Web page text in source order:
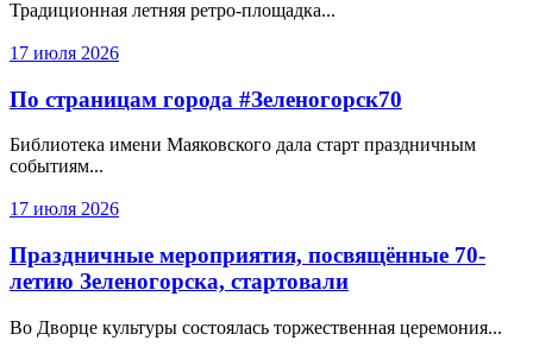
Традиционная летняя ретро-площадка...
17 июля 2026
По страницам города #Зеленогорск70
Библиотека имени Маяковского дала старт праздничным
событиям...
17 июля 2026
Праздничные мероприятия, посвящённые 70-
летию Зеленогорска, стартовали
Во Дворце культуры состоялась торжественная церемония...